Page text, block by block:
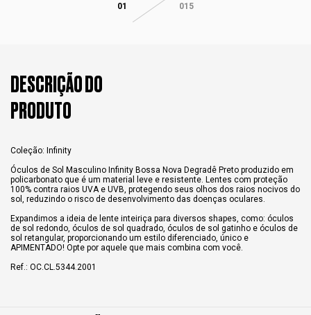
01 015
DESCRIÇÃO DO
PRODUTO
Coleção: Infinity
Óculos de Sol Masculino Infinity Bossa Nova Degradê Preto produzido em
policarbonato que é um material leve e resistente. Lentes com proteção
100% contra raios UVA e UVB, protegendo seus olhos dos raios nocivos do
sol, reduzindo o risco de desenvolvimento das doenças oculares.
Expandimos a ideia de lente inteiriça para diversos shapes, como: óculos
de sol redondo, óculos de sol quadrado, óculos de sol gatinho e óculos de
sol retangular, proporcionando um estilo diferenciado, único e
APIMENTADO! Opte por aquele que mais combina com você.
Ref.: OC.CL.5344.2001